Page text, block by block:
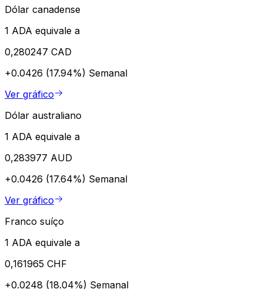
Dólar canadense
1 ADA equivale a
0,280247 CAD
+0.0426 (17.94%) Semanal
Ver gráfico
Dólar australiano
1 ADA equivale a
0,283977 AUD
+0.0426 (17.64%) Semanal
Ver gráfico
Franco suíço
1 ADA equivale a
0,161965 CHF
+0.0248 (18.04%) Semanal